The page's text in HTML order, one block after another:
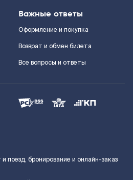
Важные ответы
Оформление и покупка
Возврат и обмен билета
Все вопросы и ответы
поезд, бронирование и онлайн-заказ